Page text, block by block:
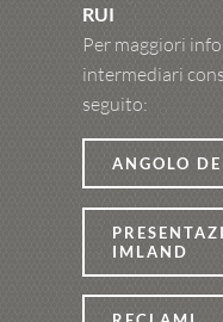
RUI
Per maggiori
intermediari
seguito:
ANGOLO
IMLAND